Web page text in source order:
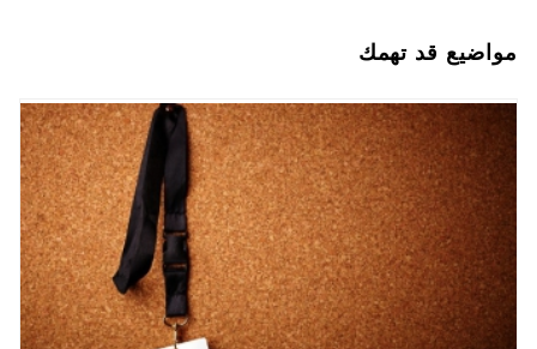
مواضيع قد تهمك